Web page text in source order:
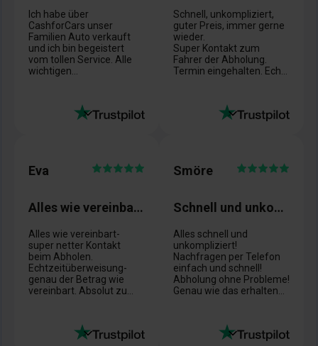
Ich habe über
CashforCars unser
Familien Auto verkauft
und ich bin begeistert
vom tollen Service. Alle
wichtigen
Beratung, Abwicklung,
Autoabholung sind
Ich kann Cash for Cars
daher nur empfehlen.
Schnell, unkompliziert,
guter Preis, immer gerne
wieder.
Super Kontakt zum
Fahrer der Abholung.
Termin eingehalten. Echt
Eva
Alles wie vereinbart- super netter…
Alles wie vereinbart-
super netter Kontakt
beim Abholen.
Echtzeitüberweisung-
genau der Betrag wie
vereinbart. Absolut zu
Smöre
Schnell und unkompliziert
Alles schnell und
unkompliziert!
Nachfragen per Telefon
einfach und schnell!
Abholung ohne Probleme!
Genau wie das erhalten